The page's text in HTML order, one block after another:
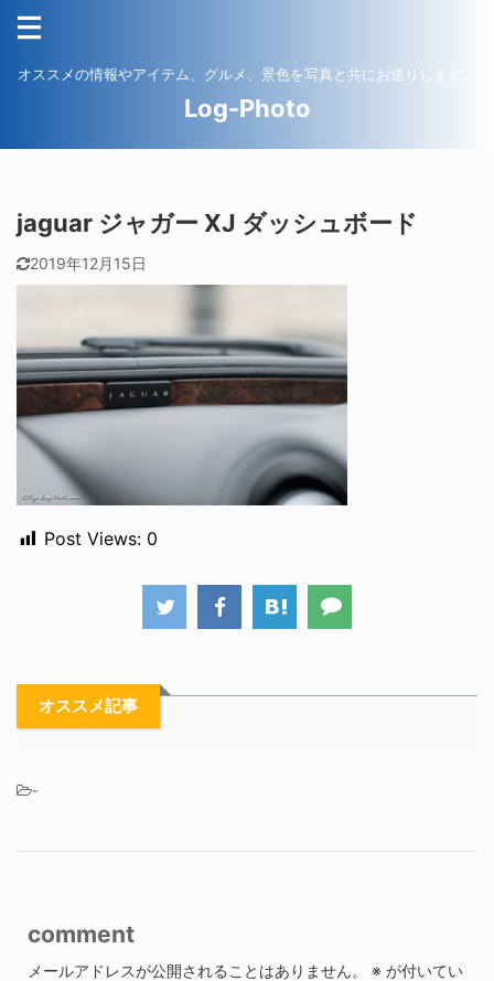
オススメの情報やアイテム、グルメ、景色を写真と共にお送りします。
Log-Photo
jaguar ジャガー XJ ダッシュボード
2019年12月15日
Post Views: 0
オススメ記事
-
comment
メールアドレスが公開されることはありません。 ※ が付いてい